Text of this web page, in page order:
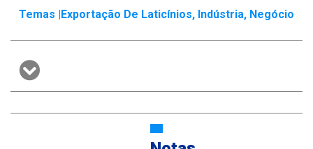
Temas |
Exportação De Laticínios, Indústria, Negócio